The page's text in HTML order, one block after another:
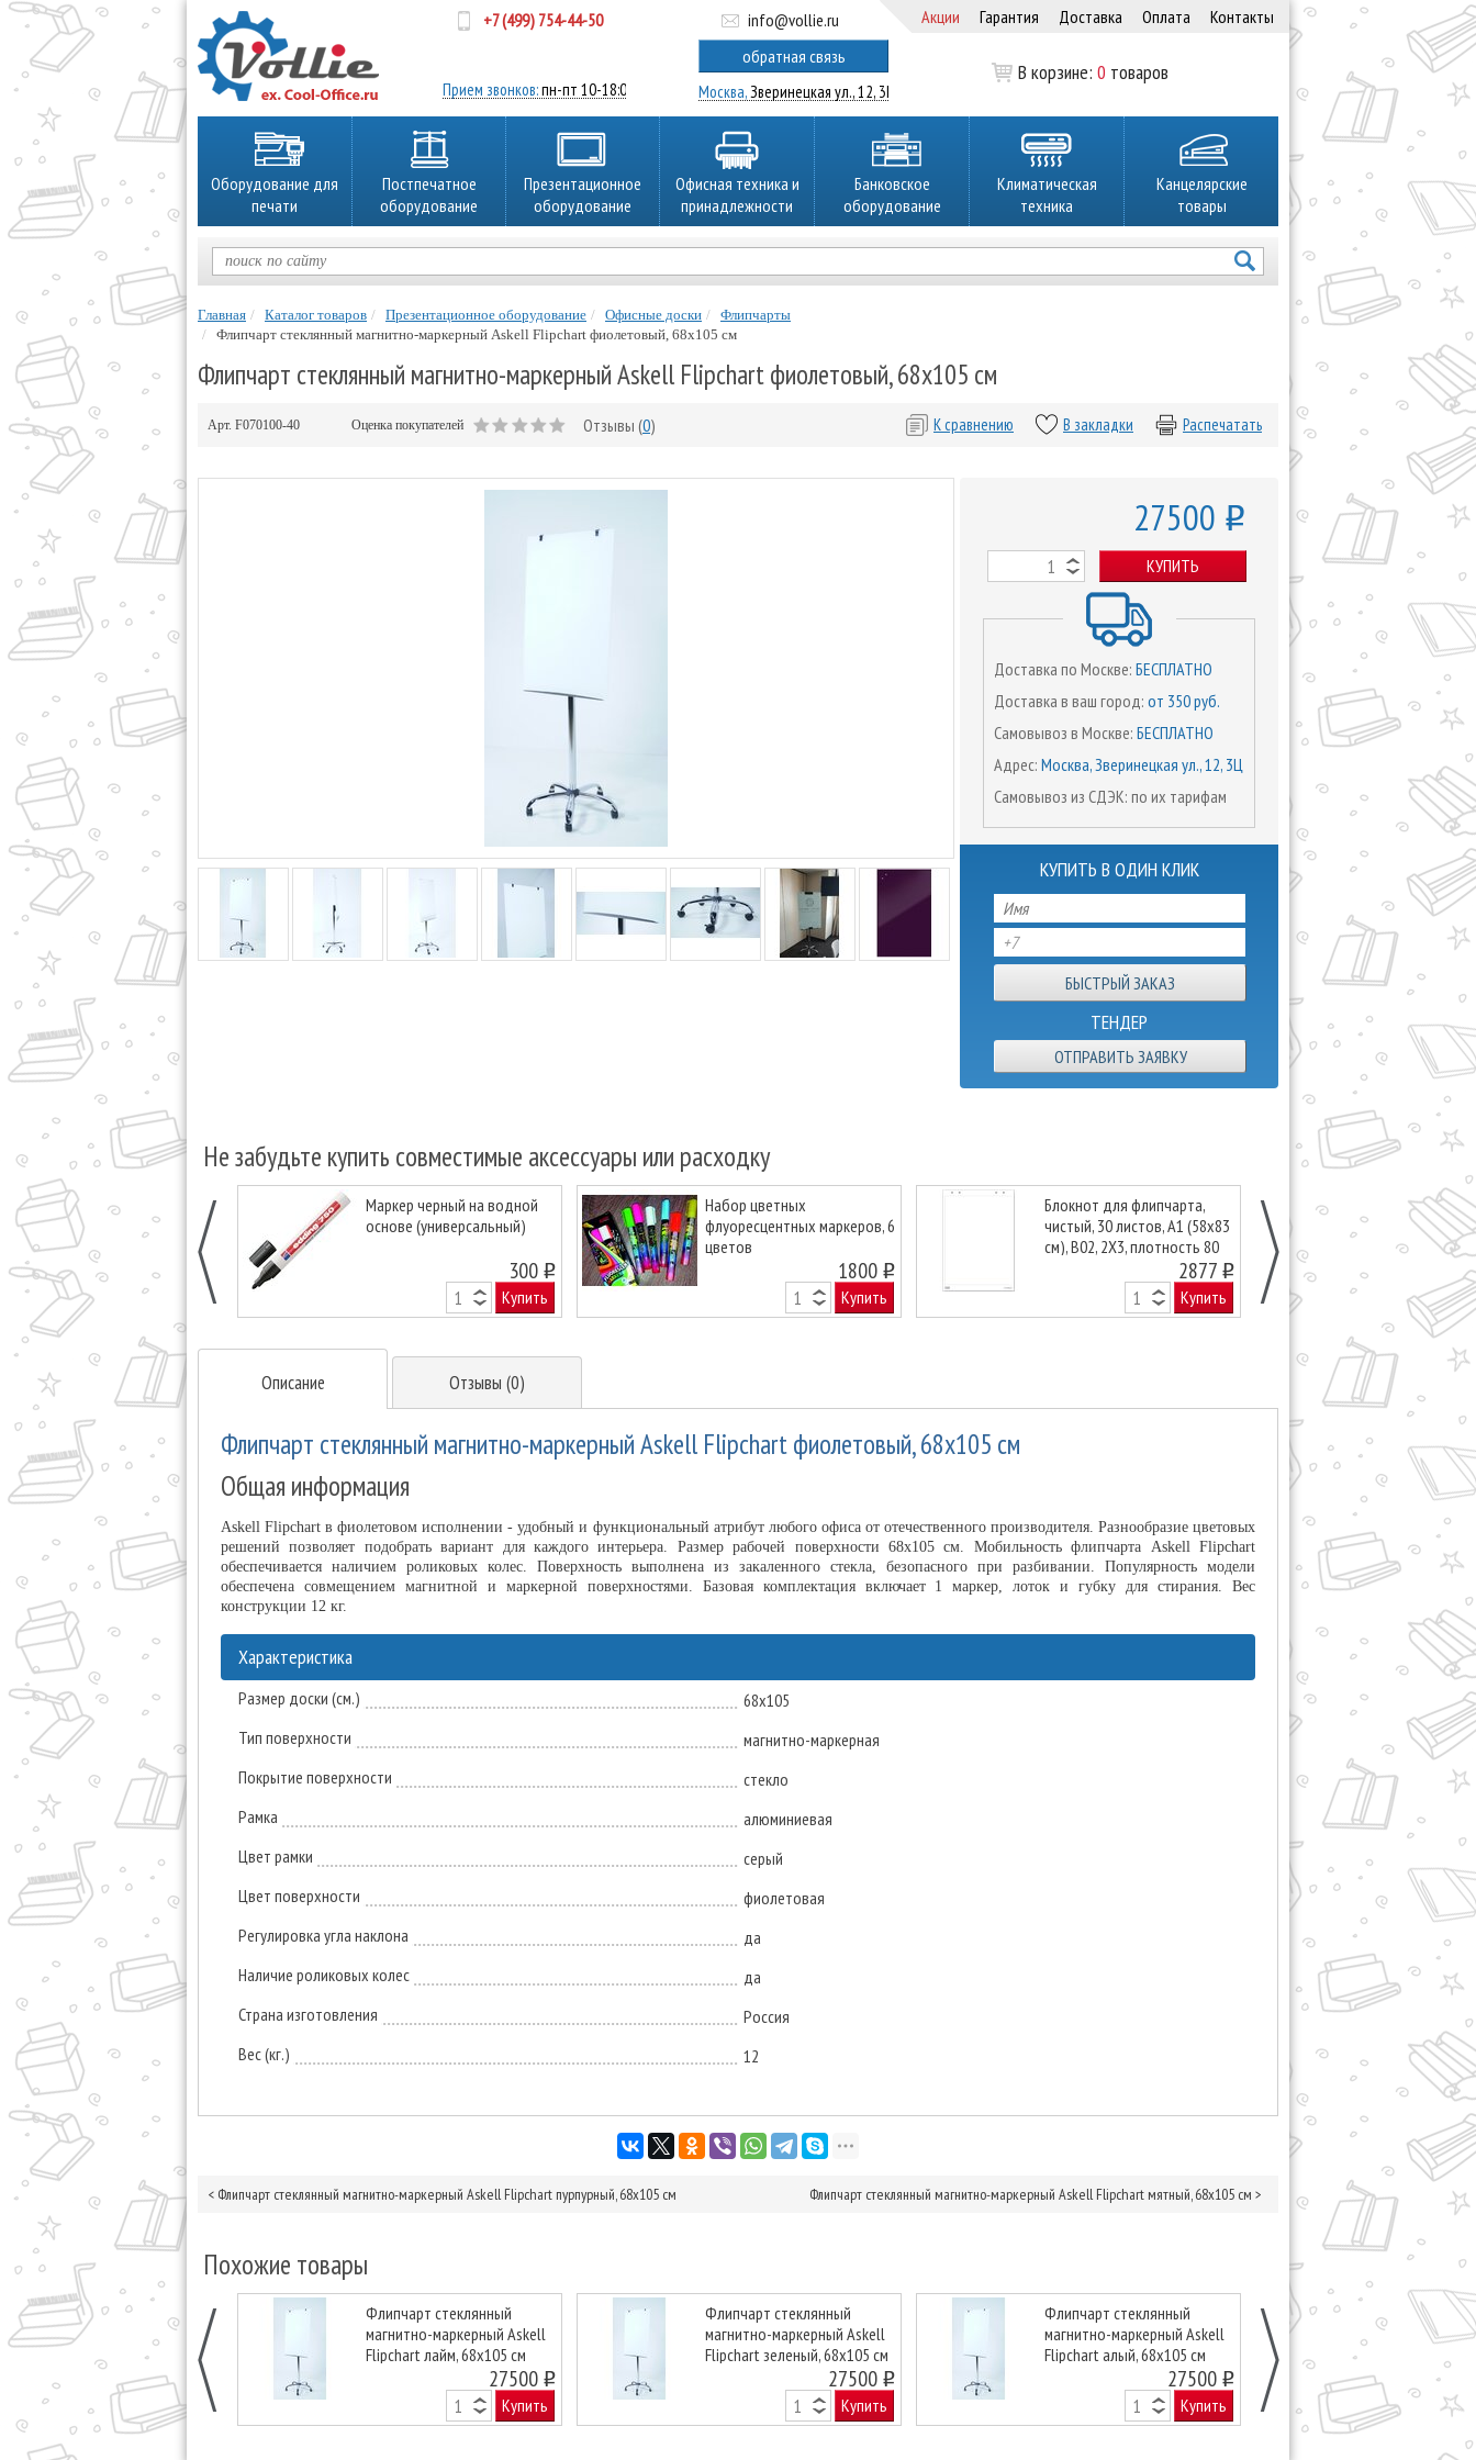
+7 (499) 754-44-50
Прием звонков:пн-пт 10-18:00
info@vollie.ru
обратная связь
Москва,Зверинецкая ул., 12, 3Ц
Акции Гарантия Доставка Оплата Контакты
В корзине:0 товаров
Оборудование для
печати
Постпечатное
оборудование
Презентационное
оборудование
Офисная техника и
принадлежности
Банковское
оборудование
Климатическая
техника
Канцелярские
товары
Главная Каталог товаров Презентационное оборудование Офисные доски
Флипчарты
Флипчарт стеклянный магнитно-маркерный Askell Flipchart фиолетовый, 68х105 см
Флипчарт стеклянный магнитно-маркерный Askell Flipchart фиолетовый, 68х105 см
Арт. F070100-40 Оценка покупателей Отзывы (0) Распечатать
В закладки
К сравнению
27500 o
КУПИТЬ
Доставка по Москве: БЕСПЛАТНО
Доставка в ваш город: от 350 руб.
Самовывоз в Москве: БЕСПЛАТНО
Адрес: Москва, Зверинецкая ул., 12, 3Ц
Самовывоз из СДЭК: по их тарифам
КУПИТЬ В ОДИН КЛИК
ТЕНДЕР
ОТПРАВИТЬ ЗАЯВКУ
Не забудьте купить совместимые аксессуары или расходку
Маркер черный на водной
основе (универсальный)
300 o
Купить
Набор цветных
флуоресцентных маркеров, 6
цветов
1800 o
Купить
Блокнот для флипчарта,
чистый, 30 листов, А1 (58х83
см), B02, 2X3, плотность 80
2877 o
Купить
Спрей-
маркерных
пропилена
Next
Описание Отзывы (0)
Флипчарт стеклянный магнитно-маркерный Askell Flipchart фиолетовый, 68х105 см
Общая информация
Askell Flipchart в фиолетовом исполнении - удобный и функциональный атрибут любого офиса от отечественного производителя. Разнообразие цветовых
решений позволяет подобрать вариант для каждого интерьера. Размер рабочей поверхности 68х105 см. Мобильность флипчарта Askell Flipchart
обеспечивается наличием роликовых колес. Поверхность выполнена из закаленного стекла, безопасного при разбивании. Популярность модели
обеспечена совмещением магнитной и маркерной поверхностями. Базовая комплектация включает 1 маркер, лоток и губку для стирания. Вес
конструкции 12 кг.
Характеристика
Размер доски (см.)
68x105
Тип поверхности
магнитно-маркерная
Покрытие поверхности
стекло
Рамка
алюминиевая
Цвет рамки
серый
Цвет поверхности
фиолетовая
Регулировка угла наклона
да
Наличие роликовых колес
да
Страна изготовления
Россия
Вес (кг.)
12
< Флипчарт стеклянный магнитно-маркерный Askell Flipchart пурпурный, 68х105 см Флипчарт стеклянный магнитно-маркерный Askell Flipchart мятный, 68х105 см >
Похожие товары
Флипчарт стеклянный
магнитно-маркерный Askell
Flipchart лайм, 68х105 см
27500 o
Купить
Флипчарт стеклянный
магнитно-маркерный Askell
Flipchart зеленый, 68х105 см
27500 o
Купить
Флипчарт стеклянный
магнитно-маркерный Askell
Flipchart алый, 68х105 см
27500 o
Купить
Флипчарт
магнитно-
68х105 см
Next